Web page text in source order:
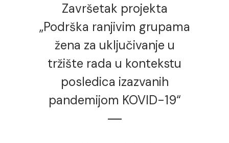
Završetak projekta
„Podrška ranjivim grupama
žena za uključivanje u
tržište rada u kontekstu
posledica izazvanih
pandemijom KOVID-19“